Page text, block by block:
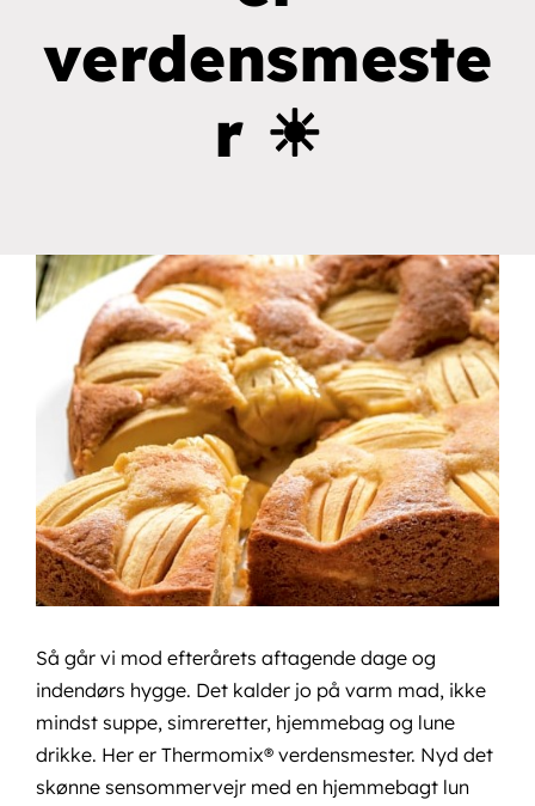
Book en demo
verdensmeste
r ☀
Så går vi mod efterårets aftagende dage og
indendørs hygge. Det kalder jo på varm mad, ikke
mindst suppe, simreretter, hjemmebag og lune
drikke. Her er Thermomix® verdensmester. Nyd det
skønne sensommervejr med en hjemmebagt lun